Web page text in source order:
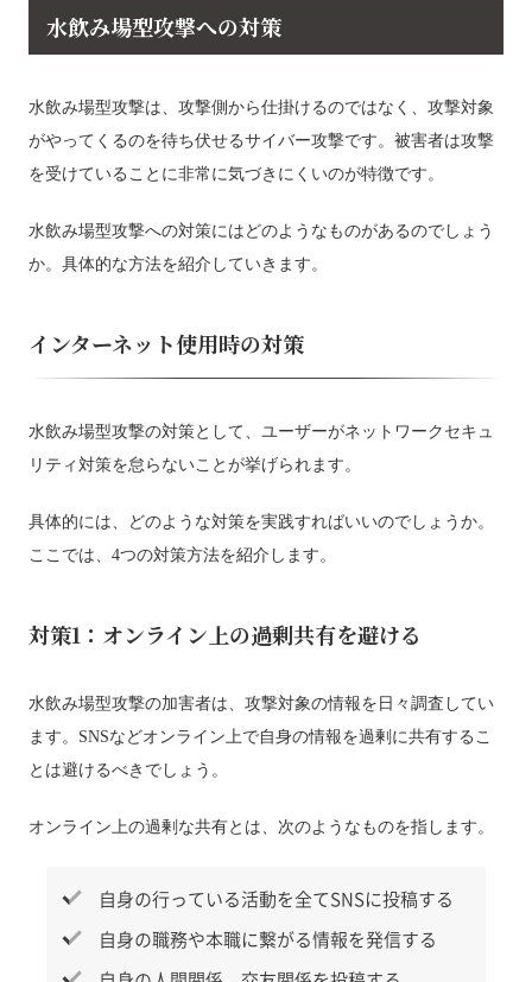
水飲み場型攻撃への対策
水飲み場型攻撃は、攻撃側から仕掛けるのではなく、攻撃対象
がやってくるのを待ち伏せるサイバー攻撃です。被害者は攻撃
を受けていることに非常に気づきにくいのが特徴です。
水飲み場型攻撃への対策にはどのようなものがあるのでしょう
か。具体的な方法を紹介していきます。
インターネット使用時の対策
水飲み場型攻撃の対策として、ユーザーがネットワークセキュ
リティ対策を怠らないことが挙げられます。
具体的には、どのような対策を実践すればいいのでしょうか。
ここでは、4つの対策方法を紹介します。
対策1：オンライン上の過剰共有を避ける
水飲み場型攻撃の加害者は、攻撃対象の情報を日々調査してい
ます。SNSなどオンライン上で自身の情報を過剰に共有するこ
とは避けるべきでしょう。
オンライン上の過剰な共有とは、次のようなものを指します。
自身の行っている活動を全てSNSに投稿する
自身の職務や本職に繋がる情報を発信する